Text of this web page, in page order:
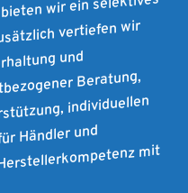
wir ein selektives
vertiefen wir
undBeratung,
individuellen
Händler und mit